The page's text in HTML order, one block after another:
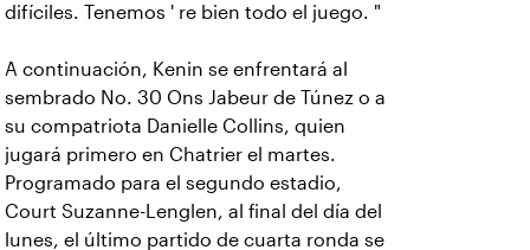
difíciles. Tenemos ' re bien todo el juego. "
A continuación, Kenin se enfrentará al
sembrado No. 30 Ons Jabeur de Túnez o a
su compatriota Danielle Collins, quien
jugará primero en Chatrier el martes.
Programado para el segundo estadio,
Court Suzanne-Lenglen, al final del día del
lunes, el último partido de cuarta ronda se